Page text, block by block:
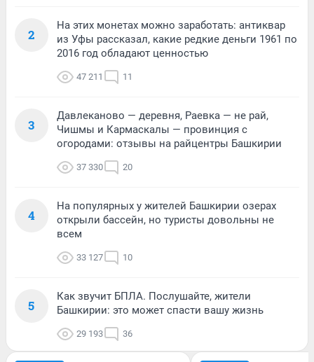
2
На этих монетах можно заработать: антиквар
из Уфы рассказал, какие редкие деньги 1961 по
2016 год обладают ценностью
47 211 11
3
Давлеканово — деревня, Раевка — не рай,
Чишмы и Кармаскалы — провинция с
огородами: отзывы на райцентры Башкирии
37 330 20
4
На популярных у жителей Башкирии озерах
открыли бассейн, но туристы довольны не
всем
33 127 10
5
Как звучит БПЛА. Послушайте, жители
Башкирии: это может спасти вашу жизнь
29 193 36